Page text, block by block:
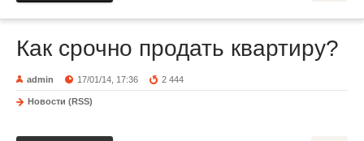
Как срочно продать квартиру?
admin 17/01/14, 17:36 2 444
Новости (RSS)